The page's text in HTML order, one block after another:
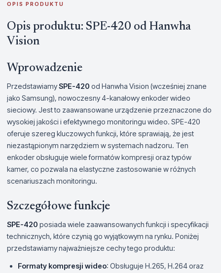
OPIS PRODUKTU
Opis produktu: SPE-420 od Hanwha
Vision
Wprowadzenie
PrzedstawiamySPE-420 od Hanwha Vision (wcześniej znane
jako Samsung), nowoczesny 4-kanałowy enkoder wideo
sieciowy. Jest to zaawansowane urządzenie przeznaczone do
wysokiej jakości i efektywnego monitoringu wideo. SPE-420
oferuje szereg kluczowych funkcji, które sprawiają, że jest
niezastąpionym narzędziem w systemach nadzoru. Ten
enkoder obsługuje wiele formatów kompresji oraz typów
kamer, co pozwala na elastyczne zastosowanie w różnych
scenariuszach monitoringu.
Szczegółowe funkcje
SPE-420 posiada wiele zaawansowanych funkcji i specyfikacji
technicznych, które czynią go wyjątkowym na rynku. Poniżej
przedstawiamy najważniejsze cechy tego produktu:
Formaty kompresji wideo: Obsługuje H.265, H.264 oraz